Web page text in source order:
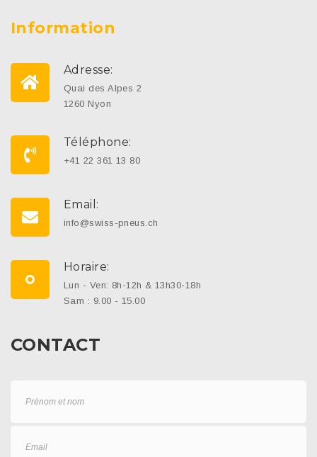
Information
Adresse:
Quai des Alpes 2
1260 Nyon
Téléphone:
+41 22 361 13 80
Email:
info@swiss-pneus.ch
Horaire:
Lun - Ven: 8h-12h & 13h30-18h
Sam : 9.00 - 15.00
CONTACT